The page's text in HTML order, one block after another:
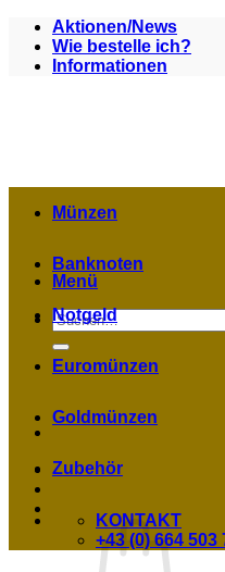
Zum
Inhalt
springen
Aktionen/News
Wie bestelle ich?
Informationen
Menü
Suchen
nach:
Münzen
Banknoten
Notgeld
Euromünzen
Goldmünzen
Zubehör
KONTAKT
+43 (0) 664 503